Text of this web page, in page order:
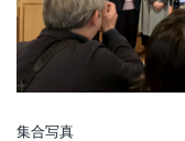
集合写真